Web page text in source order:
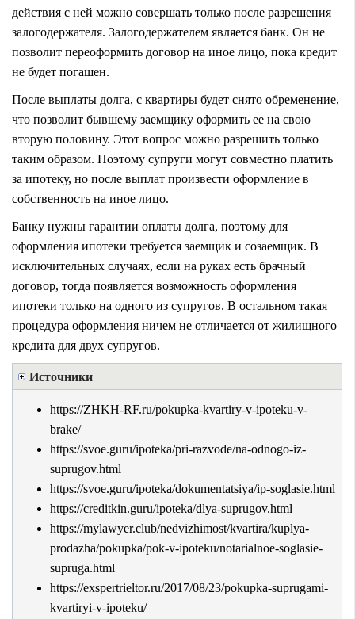
действия с ней можно совершать только после разрешения
залогодержателя. Залогодержателем является банк. Он не
позволит переоформить договор на иное лицо, пока кредит
не будет погашен.
После выплаты долга, с квартиры будет снято обременение,
что позволит бывшему заемщику оформить ее на свою
вторую половину. Этот вопрос можно разрешить только
таким образом. Поэтому супруги могут совместно платить
за ипотеку, но после выплат произвести оформление в
собственность на иное лицо.
Банку нужны гарантии оплаты долга, поэтому для
оформления ипотеки требуется заемщик и созаемщик. В
исключительных случаях, если на руках есть брачный
договор, тогда появляется возможность оформления
ипотеки только на одного из супругов. В остальном такая
процедура оформления ничем не отличается от жилищного
кредита для двух супругов.
Источники
https://ZHKH-RF.ru/pokupka-kvartiry-v-ipoteku-v-
brake/
https://svoe.guru/ipoteka/pri-razvode/na-odnogo-iz-
suprugov.html
https://svoe.guru/ipoteka/dokumentatsiya/ip-soglasie.html
https://creditkin.guru/ipoteka/dlya-suprugov.html
https://mylawyer.club/nedvizhimost/kvartira/kuplya-
prodazha/pokupka/pok-v-ipoteku/notarialnoe-soglasie-
supruga.html
https://exspertrieltor.ru/2017/08/23/pokupka-suprugami-
kvartiryi-v-ipoteku/